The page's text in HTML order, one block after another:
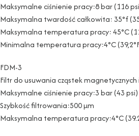
Maksymalne ciśnienie pracy:8 bar (116
Maksymalna twardość całkowita: 35°f
Maksymalna temperatura pracy: 45°C
Minimalna temperatura pracy:4°C
FDM-3
Filtr do usuwania cząstek
Maksymalne ciśnienie pracy:3 bar (43 psi)
Szybkość filtrowania:500 µm
Maksymalna temperatura pracy:4°C